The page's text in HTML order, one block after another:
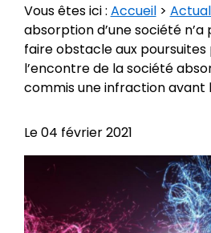
Vous êtes ici : Accueil>
absorption d’une société
faire obstacle aux poursuites
l’encontre de la société
commis une infraction avant
Le04 février 2021